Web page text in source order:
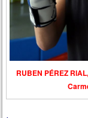
RUBEN PÉREZ